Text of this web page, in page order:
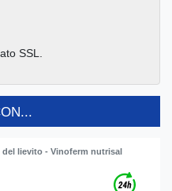
SSL.
del lievito - Vinoferm nutrisal